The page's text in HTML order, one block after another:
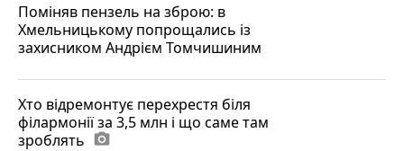
Поміняв пензель на зброю: в
Хмельницькому попрощались із
захисником Андрієм Томчишиним
Хто відремонтує перехрестя біля
філармонії за 3,5 млн і що саме там
зроблять photo_camera